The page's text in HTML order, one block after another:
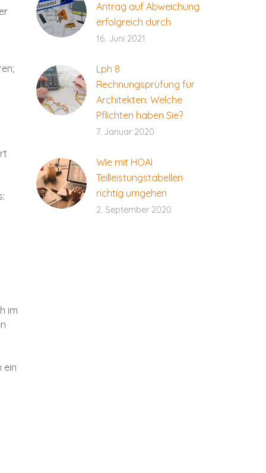
im
ein
Antrag auf Abweichung
erfolgreich durch
16. Juni 2021
Lph 8
Rechnungsprüfung für
Architekten: Welche
Pflichten haben Sie?
7. Januar 2020
Wie mit HOAI
Teilleistungstabellen
richtig umgehen
2. September 2020